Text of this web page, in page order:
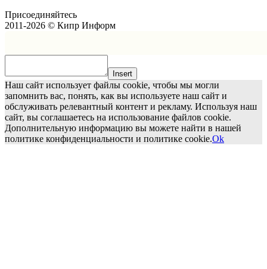
Присоединяйтесь
2011-2026 © Кипр Информ
Insert
Наш сайт использует файлы cookie, чтобы мы могли
запомнить вас, понять, как вы используете наш сайт и
обслуживать релевантный контент и рекламу. Используя наш
сайт, вы соглашаетесь на использование файлов cookie.
Дополнительную информацию вы можете найти в нашей
политике конфиденциальности и политике cookie.Ok